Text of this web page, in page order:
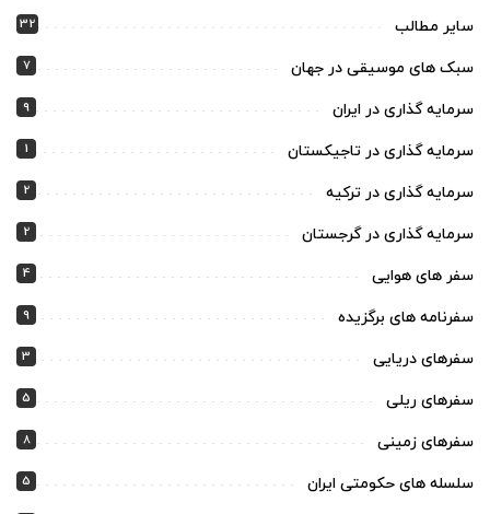
سایر مطالب 32
سبک های موسیقی در جهان 7
سرمایه گذاری در ایران 9
سرمایه گذاری در تاجیکستان 1
سرمایه گذاری در ترکیه 2
سرمایه گذاری در گرجستان 2
سفر های هوایی 4
سفرنامه های برگزیده 9
سفرهای دریایی 3
سفرهای ریلی 5
سفرهای زمینی 8
سلسله های حکومتی ایران 5